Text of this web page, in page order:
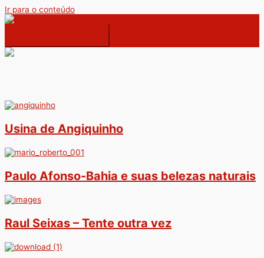
Ir para o conteúdo
Usina de Angiquinho
Paulo Afonso-Bahia e suas belezas naturais
Raul Seixas – Tente outra vez